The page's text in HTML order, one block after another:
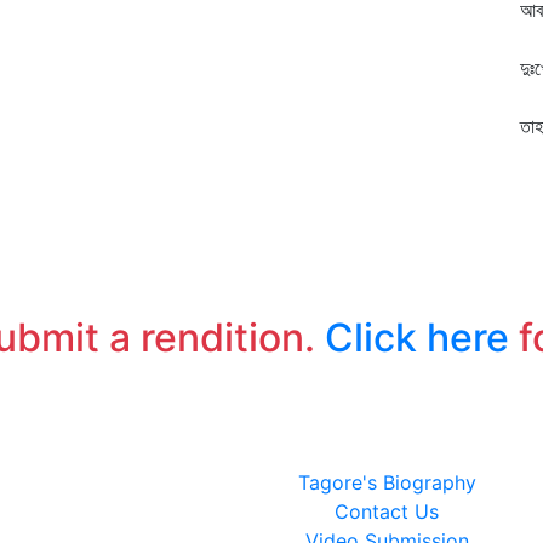
a rendition. Click here
Tagore's Biography
Contact Us